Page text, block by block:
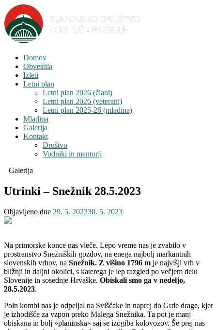
Domov
Obvestila
Izleti
Letni plan
Letni plan 2026 (člani)
Letni plan 2026 (veterani)
Letni plan 2025-26 (mladina)
Mladina
Galerija
Kontakt
Društvo
Vodniki in mentorji
Galerija
Utrinki – Snežnik 28.5.2023
Objavljeno dne 29. 5. 202330. 5. 2023
Na primorske konce nas vleče. Lepo vreme nas je zvabilo v
prostranstvo Snežniških gozdov, na enega najbolj markantnih
slovenskih vrhov, na Snežnik. Z višino 1796 m je najvišji vrh v
bližnji in daljni okolici, s katerega je lep razgled po večjem delu
Slovenije in sosednje Hrvaške. Obiskali smo ga v nedeljo,
28.5.2023.
Poln kombi nas je odpeljal na Sviščake in naprej do Grde drage, kjer
je izhodišče za vzpon preko Malega Snežnika. Ta pot je manj
obiskana in bolj »planinska« saj se izogiba kolovozov. Še prej nas